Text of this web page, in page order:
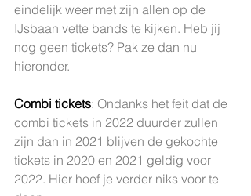
eindelijk weer met zijn allen op de
IJsbaan vette bands te kijken. Heb jij
nog geen tickets? Pak ze dan nu
hieronder.
Combi tickets: Ondanks het feit dat de
combi tickets in 2022 duurder zullen
zijn dan in 2021 blijven de gekochte
tickets in 2020 en 2021 geldig voor
2022. Hier hoef je verder niks voor te